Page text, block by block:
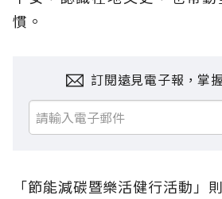
慣。
訂閱遠見電子報，掌
「節能減碳暨樂活健行活動」